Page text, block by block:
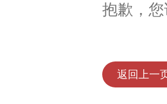
抱歉，
返回上一